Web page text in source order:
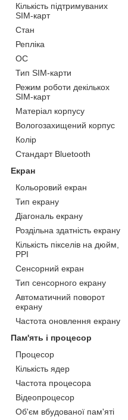
Кількість підтримуваних
SIM-карт
Стан
Репліка
ОС
Тип SIM-карти
Режим роботи декількох
SIM-карт
Матеріал корпусу
Вологозахищений корпус
Колір
Стандарт Bluetooth
Екран
Кольоровий екран
Тип екрану
Діагональ екрану
Роздільна здатність екрану
Кількість пікселів на дюйм,
PPI
Сенсорний екран
Тип сенсорного екрану
Автоматичний поворот
екрану
Частота оновлення екрану
Пам'ять і процесор
Процесор
Кількість ядер
Частота процесора
Відеопроцесор
Об'єм вбудованої пам'яті